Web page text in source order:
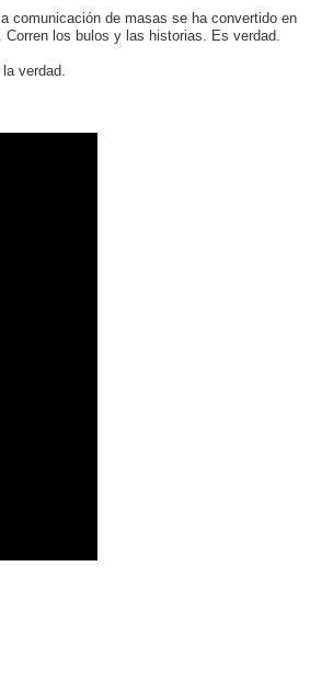
comunicación de masas se ha convertido en
los bulos y las historias. Es verdad.
verdad.